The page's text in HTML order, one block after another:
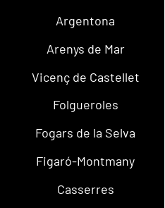
Argentona
Arenys de Mar
Vicenç de Castellet
Folgueroles
Fogars de la Selva
Figaró-Montmany
Casserres